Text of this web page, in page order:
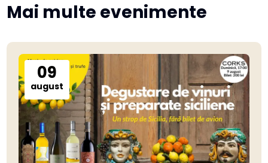
Mai multe evenimente
09
august